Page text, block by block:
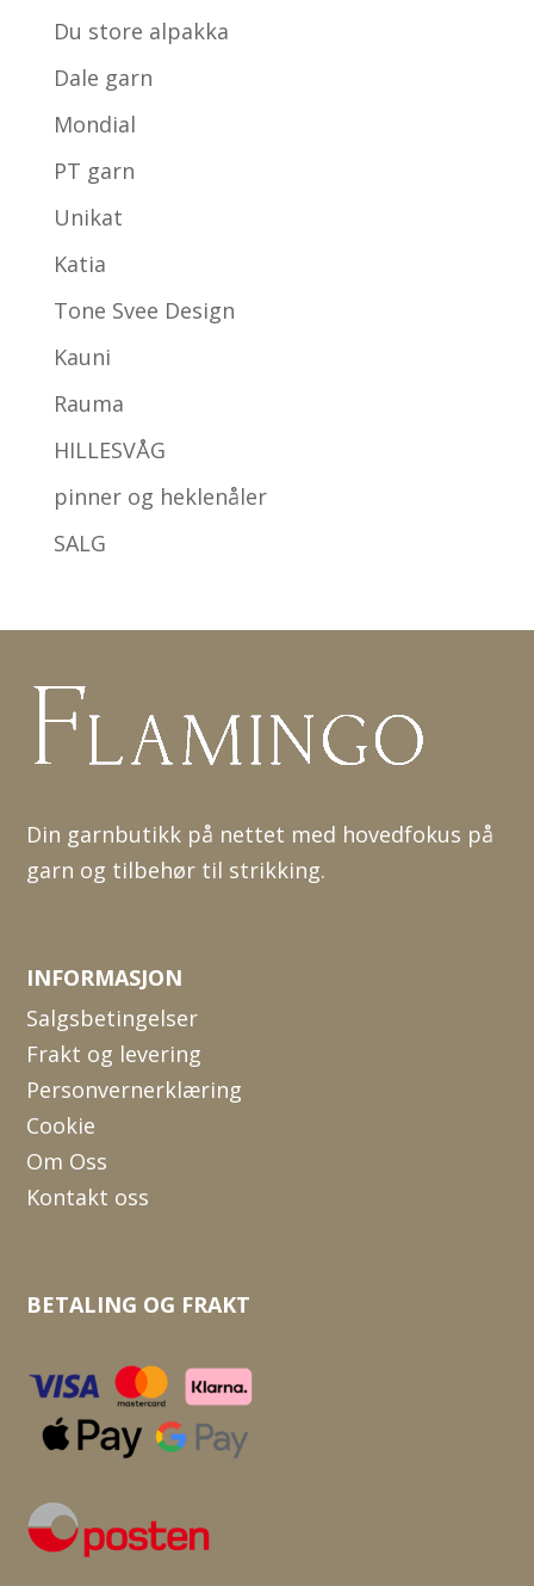
Du store alpakka
Dale garn
Mondial
PT garn
Unikat
Katia
Tone Svee Design
Kauni
Rauma
HILLESVÅG
pinner og heklenåler
SALG
Din garnbutikk på nettet med hovedfokus på
garn og tilbehør til strikking.
INFORMASJON
Salgsbetingelser
Frakt og levering
Personvernerklæring
Cookie
Om Oss
Kontakt oss
BETALING OG FRAKT